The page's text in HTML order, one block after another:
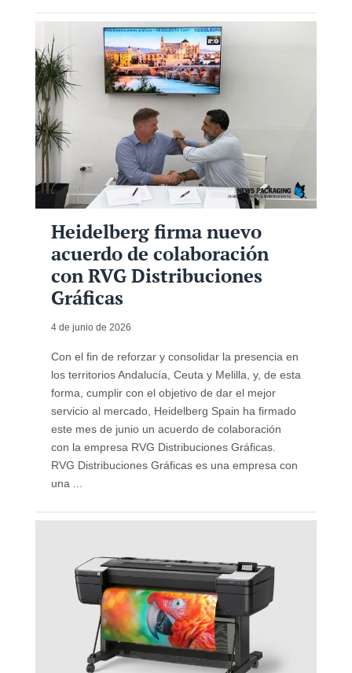
Heidelberg firma nuevo
acuerdo de colaboración
con RVG Distribuciones
Gráficas
4 de junio de 2026
Con el fin de reforzar y consolidar la presencia en
los territorios Andalucía, Ceuta y Melilla, y, de esta
forma, cumplir con el objetivo de dar el mejor
servicio al mercado, Heidelberg Spain ha firmado
este mes de junio un acuerdo de colaboración
con la empresa RVG Distribuciones Gráficas.
RVG Distribuciones Gráficas es una empresa con
una ...